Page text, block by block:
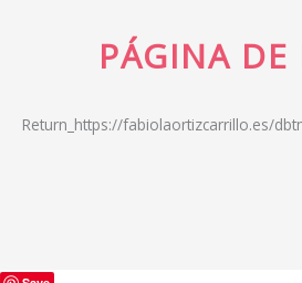
PÁGINA DE
Return_https://fabiolaortizcarrillo.es/